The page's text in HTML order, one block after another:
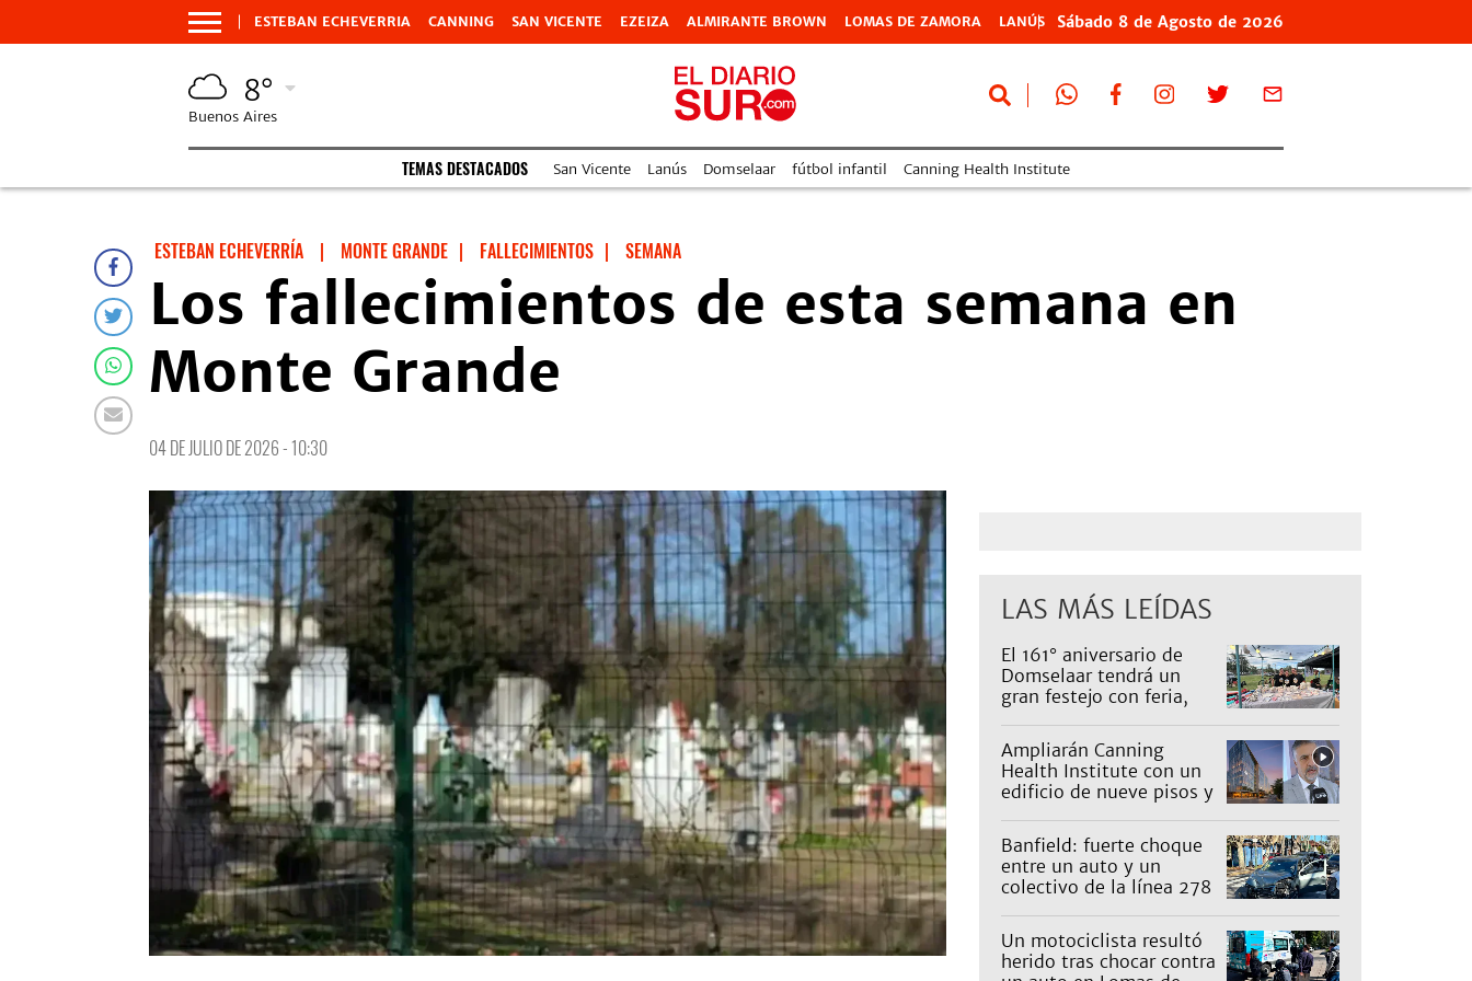
ESTEBAN ECHEVERRIA CANNING SAN VICENTE EZEIZA ALMIRANTE BROWN LOMAS DE ZAMORA LANÚS Sábado 8 de Agosto de 2026
8°
Buenos Aires
TEMAS DESTACADOS San Vicente Lanús Domselaar fútbol infantil Canning Health Institute
ESTEBAN ECHEVERRÍA | MONTE GRANDE | FALLECIMIENTOS | SEMANA
Los fallecimientos de esta semana en
Monte Grande
04 DE JULIO DE 2026 - 10:30
LAS MÁS LEÍDAS
El 161° aniversario de
Domselaar tendrá un
gran festejo con feria,
propuestas para niños
Ampliarán Canning
Health Institute con un
edificio de nueve pisos y
millones
Banfield: fuerte choque
entre un auto y un
colectivo de la línea 278
Un motociclista resultó
herido tras chocar contra